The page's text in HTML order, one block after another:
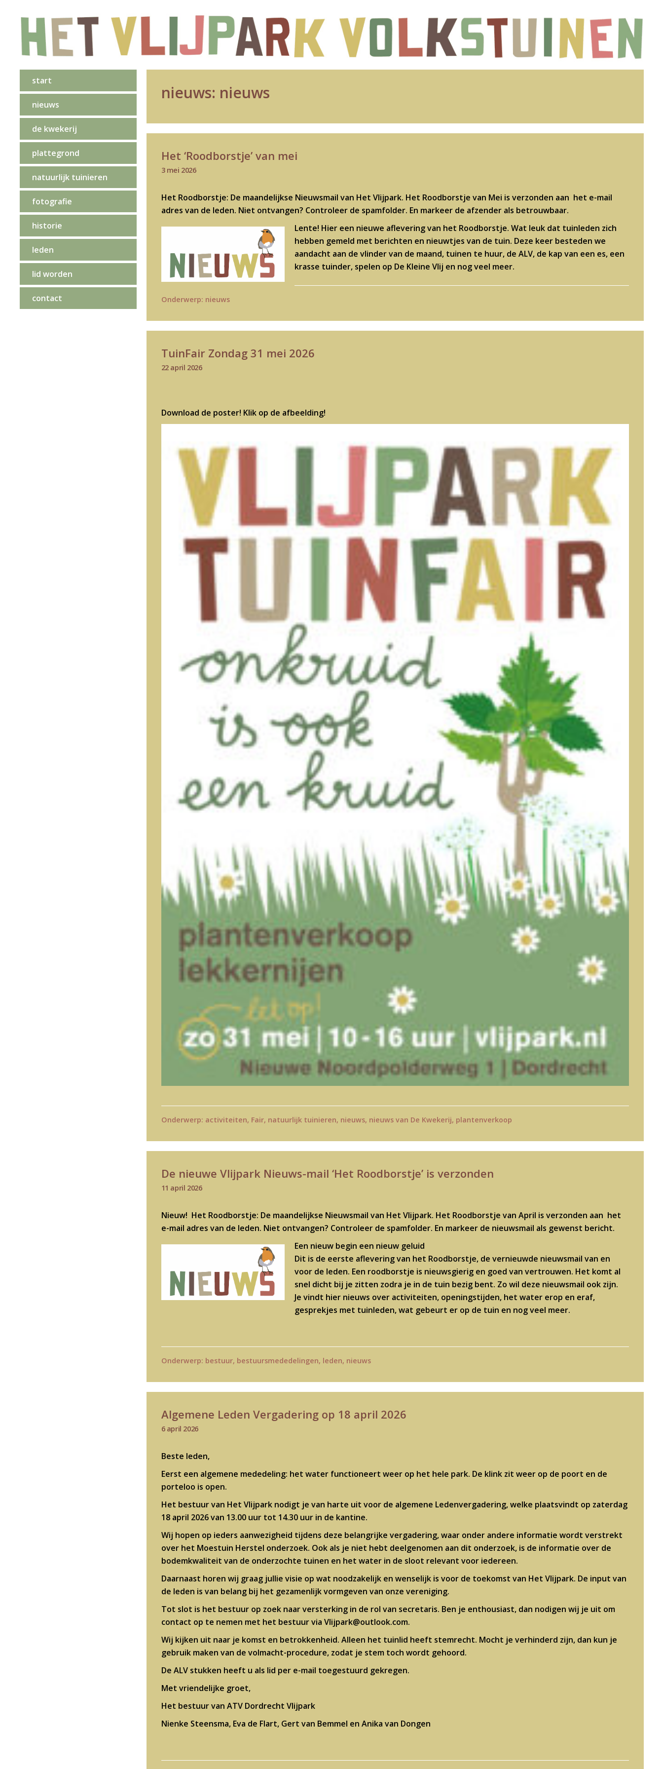
start
nieuws
de kwekerij
plattegrond
natuurlijk tuinieren
fotografie
historie
leden
lid worden
contact
nieuws: nieuws
Het ‘Roodborstje’ van mei
3 mei 2026
Het Roodborstje: De maandelijkse Nieuwsmail van Het Vlijpark. Het Roodborstje van Mei is verzonden aan het e-mail
adres van de leden. Niet ontvangen? Controleer de spamfolder. En markeer de afzender als betrouwbaar.
Lente! Hier een nieuwe aflevering van het Roodborstje. Wat leuk dat tuinleden zich
hebben gemeld met berichten en nieuwtjes van de tuin. Deze keer besteden we
aandacht aan de vlinder van de maand, tuinen te huur, de ALV, de kap van een es, een
krasse tuinder, spelen op De Kleine Vlij en nog veel meer.
Onderwerp: nieuws
TuinFair Zondag 31 mei 2026
22 april 2026
Download de poster! Klik op de afbeelding!
Onderwerp: activiteiten, Fair, natuurlijk tuinieren, nieuws, nieuws van De Kwekerij, plantenverkoop
De nieuwe Vlijpark Nieuws-mail ‘Het Roodborstje’ is verzonden
11 april 2026
Nieuw! Het Roodborstje: De maandelijkse Nieuwsmail van Het Vlijpark. Het Roodborstje van April is verzonden aan het
e-mail adres van de leden. Niet ontvangen? Controleer de spamfolder. En markeer de nieuwsmail als gewenst bericht.
Een nieuw begin een nieuw geluid
Dit is de eerste aflevering van het Roodborstje, de vernieuwde nieuwsmail van en
voor de leden. Een roodborstje is nieuwsgierig en goed van vertrouwen. Het komt al
snel dicht bij je zitten zodra je in de tuin bezig bent. Zo wil deze nieuwsmail ook zijn.
Je vindt hier nieuws over activiteiten, openingstijden, het water erop en eraf,
gesprekjes met tuinleden, wat gebeurt er op de tuin en nog veel meer.
Onderwerp: bestuur, bestuursmededelingen, leden, nieuws
Algemene Leden Vergadering op 18 april 2026
6 april 2026
Beste leden,
Eerst een algemene mededeling: het water functioneert weer op het hele park. De klink zit weer op de poort en de
porteloo is open.
Het bestuur van Het Vlijpark nodigt je van harte uit voor de algemene Ledenvergadering, welke plaatsvindt op zaterdag
18 april 2026 van 13.00 uur tot 14.30 uur in de kantine.
Wij hopen op ieders aanwezigheid tijdens deze belangrijke vergadering, waar onder andere informatie wordt verstrekt
over het Moestuin Herstel onderzoek. Ook als je niet hebt deelgenomen aan dit onderzoek, is de informatie over de
bodemkwaliteit van de onderzochte tuinen en het water in de sloot relevant voor iedereen.
Daarnaast horen wij graag jullie visie op wat noodzakelijk en wenselijk is voor de toekomst van Het Vlijpark. De input van
de leden is van belang bij het gezamenlijk vormgeven van onze vereniging.
Tot slot is het bestuur op zoek naar versterking in de rol van secretaris. Ben je enthousiast, dan nodigen wij je uit om
contact op te nemen met het bestuur via Vlijpark@outlook.com.
Wij kijken uit naar je komst en betrokkenheid. Alleen het tuinlid heeft stemrecht. Mocht je verhinderd zijn, dan kun je
gebruik maken van de volmacht-procedure, zodat je stem toch wordt gehoord.
De ALV stukken heeft u als lid per e-mail toegestuurd gekregen.
Met vriendelijke groet,
Het bestuur van ATV Dordrecht Vlijpark
Nienke Steensma, Eva de Flart, Gert van Bemmel en Anika van Dongen